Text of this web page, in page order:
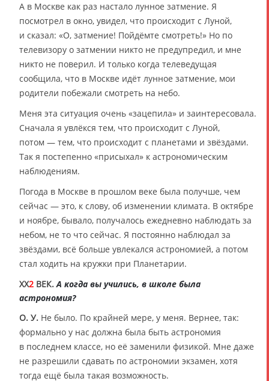
А в Москве как раз настало лунное затмение. Я
посмотрел в окно, увидел, что происходит с Луной,
и сказал: «О, затмение! Пойдёмте смотреть!» Но по
телевизору о затмении никто не предупредил, и мне
никто не поверил. И только когда телеведущая
сообщила, что в Москве идёт лунное затмение, мои
родители побежали смотреть на небо.
Меня эта ситуация очень «зацепила» и заинтересовала.
Сначала я увлёкся тем, что происходит с Луной,
потом — тем, что происходит с планетами и звёздами.
Так я постепенно «присыхал» к астрономическим
наблюдениям.
Погода в Москве в прошлом веке была получше, чем
сейчас — это, к слову, об изменении климата. В октябре
и ноябре, бывало, получалось ежедневно наблюдать за
небом, не то что сейчас. Я постоянно наблюдал за
звёздами, всё больше увлекался астрономией, а потом
стал ходить на кружки при Планетарии.
XX2 ВЕК. А когда вы учились, в школе была
астрономия?
О. У. Не было. По крайней мере, у меня. Вернее, так:
формально у нас должна была быть астрономия
в последнем классе, но её заменили физикой. Мне даже
не разрешили сдавать по астрономии экзамен, хотя
тогда ещё была такая возможность.